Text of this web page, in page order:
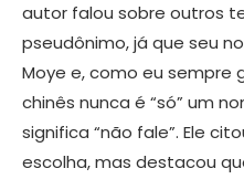
autor falou sobre outros
pseudônimo, já que seu
Moye e, como eu sempre
chinês nunca é “só” um
significa “não fale”. Ele
escolha, mas destacou